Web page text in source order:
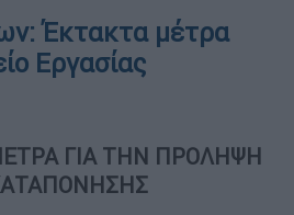
Έκτακτα μέτρα
Εργασίας
ΓΙΑ ΤΗΝ ΠΡΟΛΗΨΗ